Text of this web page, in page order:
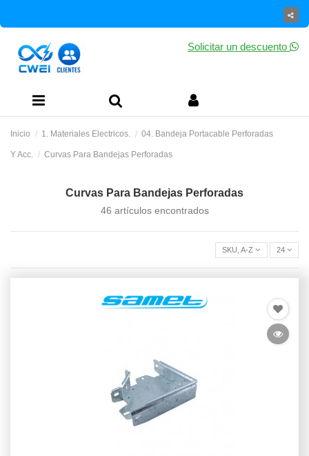
Solicitar un descuento
Inicio 1. Materiales Electricos. 04. Bandeja Portacable Perforadas
Y Acc. Curvas Para Bandejas Perforadas
Curvas Para Bandejas Perforadas
46 artículos encontrados
SKU, A-Z